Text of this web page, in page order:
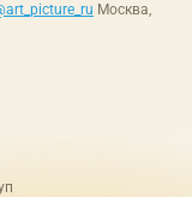
Москва,